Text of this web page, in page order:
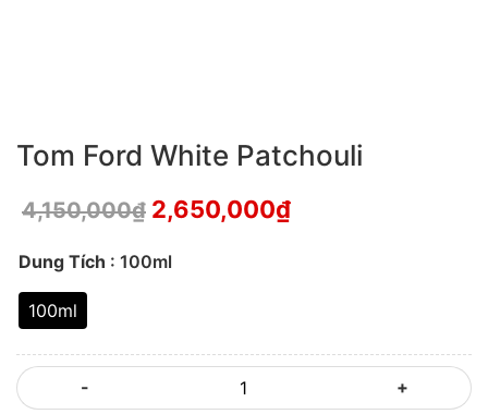
Tom Ford White Patchouli
4,150,000₫ 2,650,000₫
Dung Tích : 100ml
100ml
- +